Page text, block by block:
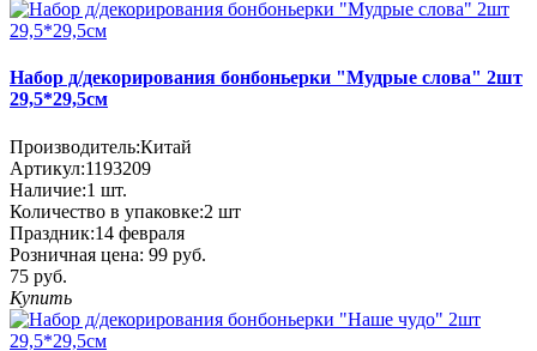
Набор д/декорирования бонбоньерки "Мудрые слова" 2шт
29,5*29,5см
Производитель:Китай
Артикул:1193209
Наличие:1 шт.
Количество в упаковке:2 шт
Праздник:14 февраля
Розничная цена: 99 руб.
75 руб.
Купить